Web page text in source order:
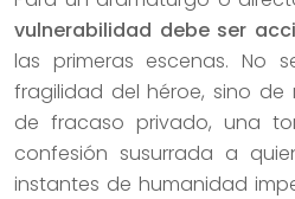
vulnerabilidad debe ser
las primeras escenas. No
fragilidad del héroe, sino de
de fracaso privado, una
confesión susurrada a
instantes de humanidad